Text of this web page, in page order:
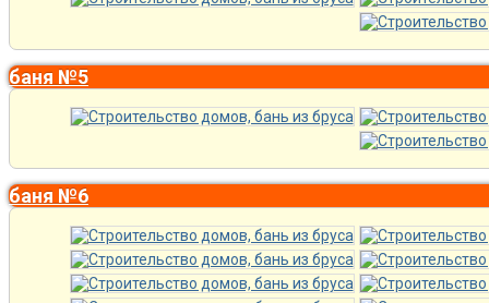
баня №5
баня №6